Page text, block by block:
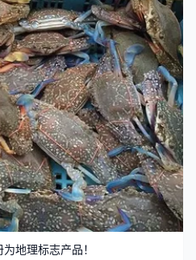
地理标志产品！